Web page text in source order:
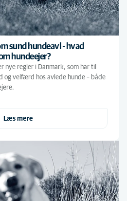
sund hundeavl - hvad
hundeejer?
nye regler i Danmark, som har til
og velfærd hos avlede hunde – både
Læs mere